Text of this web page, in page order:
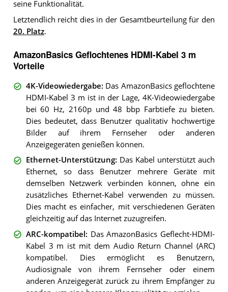
seine Funktionalität.
Letztendlich reicht dies in der Gesamtbeurteilung für den
20. Platz.
AmazonBasics Geflochtenes HDMI-Kabel 3 m
Vorteile
4K-Videowiedergabe: Das AmazonBasics geflochtene
HDMI-Kabel 3 m ist in der Lage, 4K-Videowiedergabe
bei 60 Hz, 2160p und 48 bbp Farbtiefe zu bieten.
Dies bedeutet, dass Benutzer qualitativ hochwertige
Bilder auf ihrem Fernseher oder anderen
Anzeigegeräten genießen können.
Ethernet-Unterstützung: Das Kabel unterstützt auch
Ethernet, so dass Benutzer mehrere Geräte mit
demselben Netzwerk verbinden können, ohne ein
zusätzliches Ethernet-Kabel verwenden zu müssen.
Dies macht es einfacher, mit verschiedenen Geräten
gleichzeitig auf das Internet zuzugreifen.
ARC-kompatibel: Das AmazonBasics Geflecht-HDMI-
Kabel 3 m ist mit dem Audio Return Channel (ARC)
kompatibel. Dies ermöglicht es Benutzern,
Audiosignale von ihrem Fernseher oder einem
anderen Anzeigegerät zurück zu ihrem Empfänger zu